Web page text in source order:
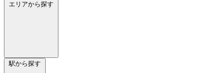
エリアから探す
駅から探す